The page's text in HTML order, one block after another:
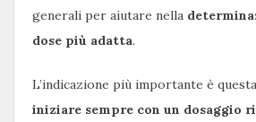
generali per aiutare nella
dose più adatta.
L’indicazione più importante è
iniziare sempre con un dosaggio